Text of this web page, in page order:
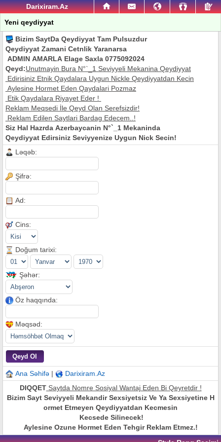
Darixiram.Az
Yeni qeydiyyat
Bizim SaytDa Qeydiyyat Tam Pulsuzdur
Qeydiyyat Zamani Cetnlik Yaranarsa
ADMIN AMARLA Elage Saxla 0775092024
Qeyd:Unutmayin Bura N°`_1 Seviyyeli Mekanina Qeydiyyat
Edirisiniz Etnik Qaydalara Uygun Nickle Qeydiyyatdan Kecin
Aylesine Hormet Eden Qaydalari Pozmaz
Etik Qaydalara Riyayet Eder !
Reklam Meqsedi İle Qeyd Olan Serefsizdir!
Reklam Edilen Saytlari Bardag Edecem..!
Siz Hal Hazrda Azerbaycanin N°`_1 Mekaninda
Qeydiyyat Edirsiniz Seviyyenize Uygun Nick Secin!
Ləqəb:
Şifrə:
Ad:
Cins:
Doğum tarixi:
Şəhər:
Öz haqqında:
Məqsəd:
Ana Səhifə |
Darixiram.Az
DIQQETSaytda Nomre Sosiyal Wantaj Eden Bi Qeyretdir !
Bizim Sayt Seviyyeli Mekandir Sexsiyetsiz Ve Ya Sexsiyetine H
ormet Etmeyen Qeydiyyatdan Kecmesin
Kecsede Silinecek!
Aylesine Ozune Hormet Eden Tehgir Reklam Etmez.!